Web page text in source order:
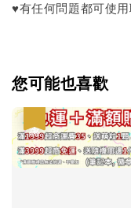
♥有任何問題都可使
您可能也喜歡